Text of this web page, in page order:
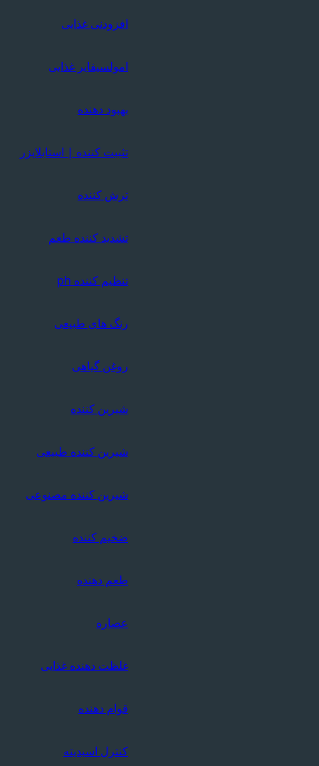
افزودنی غذایی
امولسیفایر غذایی
بهبود دهنده
تثبیت کننده | استابلایزر
ترش کننده
تشدید کننده طعم
تنظیم کننده ph
رنگ های طبیعی
روغن گیاهی
شیرین کننده
شیرین کننده طبیعی
شیرین کننده مصنوعی
ضخیم کننده
طعم دهنده
عصاره
غلظت دهنده غذایی
قوام دهنده
کنترل اسیدیته